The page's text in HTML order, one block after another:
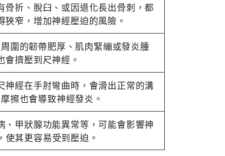
骨折、脫臼、或因退化長出骨刺，都
狹窄，增加神經壓迫的風險。
圍的韌帶肥厚、肌肉緊繃或發炎腫
會擠壓到尺神經。
神經在手肘彎曲時，會滑出正常的溝
擦也會導致神經發炎。
、甲狀腺功能異常等，可能會影響神
使其更容易受到壓迫。